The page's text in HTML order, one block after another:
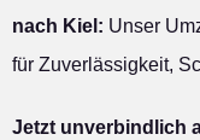
nach Kiel: Unser
für Zuverlässigkeit,
Jetzt unverbindlich